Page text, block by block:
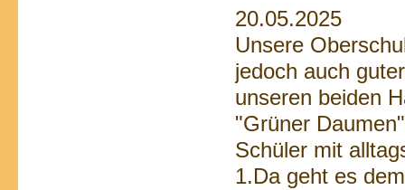
20.05.2025
Unsere
jedoch auch
unseren beiden
"Grüner
Schüler mit
1.Da geht es